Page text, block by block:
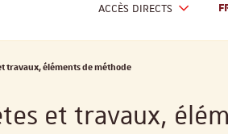
ACCÈS DIRECTS
travaux, éléments de méthode
et travaux,